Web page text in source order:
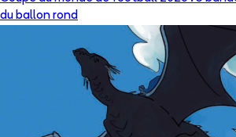
du ballon rond